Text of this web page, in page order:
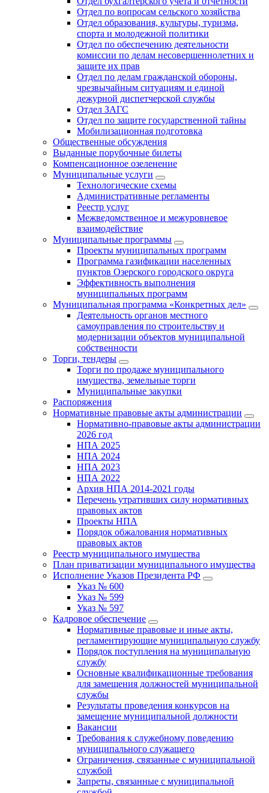
Отдел по вопросам сельского хозяйства
Отдел образования, культуры, туризма,
спорта и молодежной политики
Отдел по обеспечению деятельности
комиссии по делам несовершеннолетних и
защите их прав
Отдел по делам гражданской обороны,
чрезвычайным ситуациям и единой
дежурной диспетчерской службы
Отдел ЗАГС
Отдел по защите государственной тайны
Мобилизационная подготовка
Общественные обсуждения
Выданные порубочные билеты
Компенсационное озеленение
Муниципальные услуги
Технологические схемы
Административные регламенты
Реестр услуг
Межведомственное и межуровневое
взаимодействие
Муниципальные программы
Проекты муниципальных программ
Программа газификации населенных
пунктов Озерского городского округа
Эффективность выполнения
муниципальных программ
Муниципальная программа «Конкретных дел»
Деятельность органов местного
самоуправления по строительству и
модернизации объектов муниципальной
собственности
Торги, тендеры
Торги по продаже муниципального
имущества, земельные торги
Муниципальные закупки
Распоряжения
Нормативные правовые акты администрации
Нормативно-правовые акты администрации
2026 год
НПА 2025
НПА 2024
НПА 2023
НПА 2022
Архив НПА 2014-2021 годы
Перечень утративших силу нормативных
правовых актов
Проекты НПА
Порядок обжалования нормативных
правовых актов
Реестр муниципального имущества
План приватизации муниципального имущества
Исполнение Указов Президента РФ
Указ № 600
Указ № 599
Указ № 597
Кадровое обеспечение
Нормативные правовые и иные акты,
регламентирующие муниципальную службу
Порядок поступления на муниципальную
службу
Основные квалификационные требования
для замещения должностей муниципальной
службы
Результаты проведения конкурсов на
замещение муниципальной должности
Вакансии
Требования к служебному поведению
муниципального служащего
Ограничения, связанные с муниципальной
службой
Запреты, связанные с муниципальной